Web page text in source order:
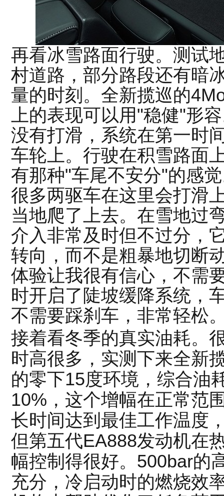
再看冰雪路面行驶。测试
村道路，部分路段还有暗
量的时刻。全新揽巡的
上的表现可以用"稳健"形
没有打滑，系统在第一时
车轮上。行驶在积雪路面
有那种"车尾不安分"的感
很多两驱车在这里会打滑
当地爬了上去。在雪地过
介入非常及时但不过分，
转向，而不是粗暴地切断
体验让我很有信心，不需
时开启了陡坡缓降系统，
不需要踩刹车，非常轻松
接着看冬季的真实油耗。
时高很多，实测下来全新
的零下15度环境，综合油
10%，这个增幅在正常范
长时间达到最佳工作温度
但第五代EA888发动机在
幅控制得很好。500bar的
充分，冷启动时的燃烧效